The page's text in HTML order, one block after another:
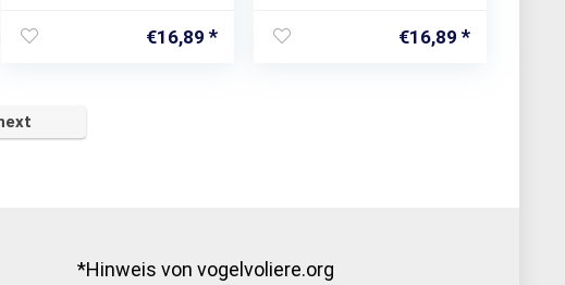
€16,89 €16,89
*Hinweis von vogelvoliere.org